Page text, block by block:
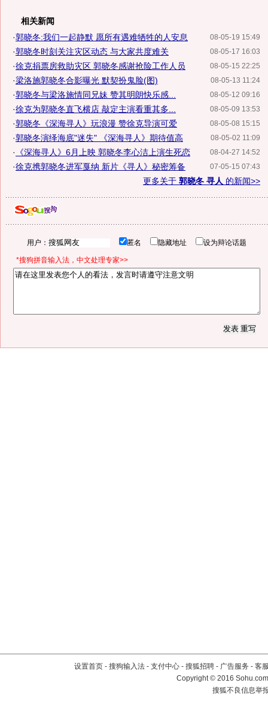
相关新闻
08-05-19 15:49
·郭晓冬:我们一起静默 愿所有遇难牺牲的人安息
08-05-17 16:03
·郭晓冬时刻关注灾区动态 与大家共度难关
08-05-15 22:25
·徐克捐票房救助灾区 郭晓冬感谢抢险工作人员
08-05-13 11:24
·梁洛施郭晓冬合影曝光 默契扮鬼脸(图)
08-05-12 09:16
·郭晓冬与梁洛施情同兄妹 赞其明朗快乐感...
08-05-09 13:53
·徐克为郭晓冬直飞横店 敲定主演看重其多...
08-05-08 15:15
·郭晓冬《深海寻人》玩浪漫 赞徐克导演可爱
08-05-02 11:09
·郭晓冬演绎海底"迷失" 《深海寻人》期待值高
08-04-27 14:52
· 《深海寻人》6月上映 郭晓冬李心洁上演生死恋
07-05-15 07:43
·徐克携郭晓冬进军戛纳 新片《寻人》秘密筹备
更多关于 郭晓冬 寻人 的新闻>>
用户： 匿名 隐藏地址 设为辩论话题
*搜狗拼音输入法，中文处理专家>>
设置首页 - 搜狗输入法 - 支付中心 - 搜狐招聘 - 广告服务 - 客
Copyright©2016
搜狐不良信息举